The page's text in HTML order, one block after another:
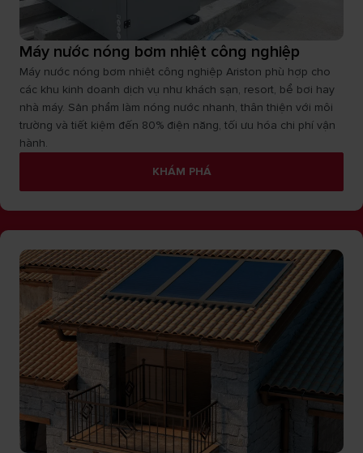
Máy nước nóng bơm nhiệt công nghiệp
Máy nước nóng bơm nhiệt công nghiệp Ariston phù hợp cho
các khu kinh doanh dịch vụ như khách sạn, resort, bể bơi hay
nhà máy. Sản phẩm làm nóng nước nhanh, thân thiện với môi
trường và tiết kiệm đến 80% điện năng, tối ưu hóa chi phí vận
hành.
KHÁM PHÁ